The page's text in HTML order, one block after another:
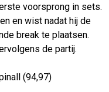
voorsprong in sets.
en wist nadat hij de
break te plaatsen.
de partij.
(94,97)